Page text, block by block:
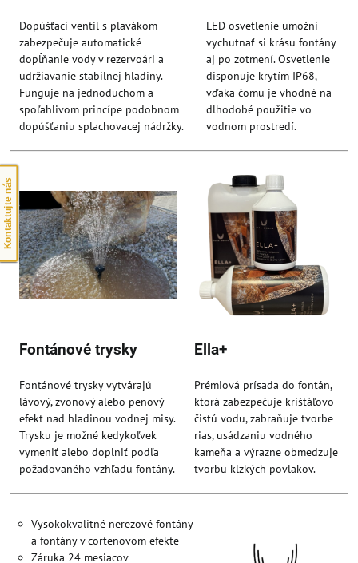
Dopúšťací ventil s plavákom
zabezpečuje automatické
dopĺňanie vody v rezervoári a
udržiavanie stabilnej hladiny.
Funguje na jednoduchom a
spoľahlivom princípe podobnom
dopúšťaniu splachovacej nádržky.
LED osvetlenie umožní
vychutnať si krásu fontány
aj po zotmení. Osvetlenie
disponuje krytím IP68,
vďaka čomu je vhodné na
dlhodobé použitie vo
vodnom prostredí.
Fontánové trysky Ella+
Fontánové trysky vytvárajú
lávový, zvonový alebo penový
efekt nad hladinou vodnej misy.
Trysku je možné kedykoľvek
vymeniť alebo doplniť podľa
požadovaného vzhľadu fontány.
Prémiová prísada do fontán,
ktorá zabezpečuje krištáľovo
čistú vodu, zabraňuje tvorbe
rias, usádzaniu vodného
kameňa a výrazne obmedzuje
tvorbu klzkých povlakov.
Vysokokvalitné nerezové fontány
a fontány v cortenovom efekte
Záruka 24 mesiacov
Kontaktujte nás